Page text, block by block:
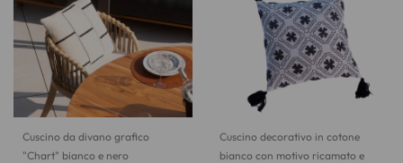
Cuscino da divano grafico
"Chart" bianco e nero
Cuscino decorativo in cotone
bianco con motivo ricamato e